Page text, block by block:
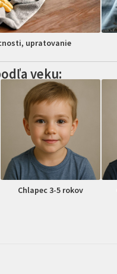
upratovanie
veku:
Chlapec 3-5 rokov